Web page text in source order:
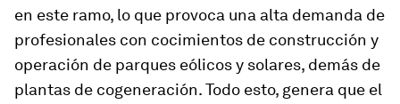
en este ramo, lo que provoca una alta demanda de
profesionales con cocimientos de construcción y
operación de parques eólicos y solares, demás de
plantas de cogeneración. Todo esto, genera que el